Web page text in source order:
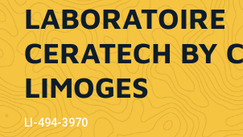
LABORATOIRE
CERATECH BY
LIMOGES
LI-494-3970